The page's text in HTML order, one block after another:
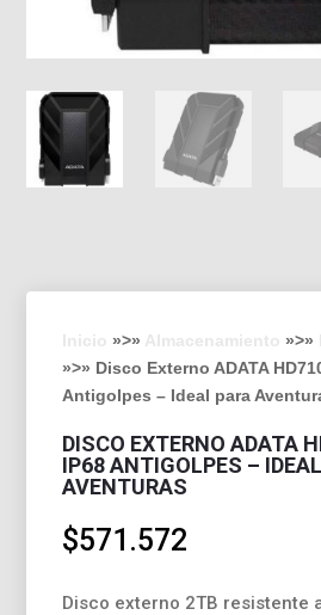
»>» »>»
»>» Disco Externo ADATA
Antigolpes – Ideal para
DISCO EXTERNO ADATA
IP68 ANTIGOLPES –
AVENTURAS
$571.572
Disco externo 2TB resistente